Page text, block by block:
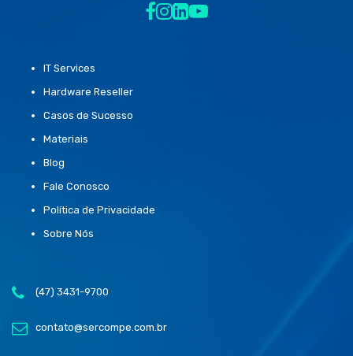
IT Services
Hardware Reseller
Casos de Sucesso
Materiais
Blog
Fale Conosco
Política de Privacidade
Sobre Nós
(47) 3431-9700
contato@sercompe.com.br